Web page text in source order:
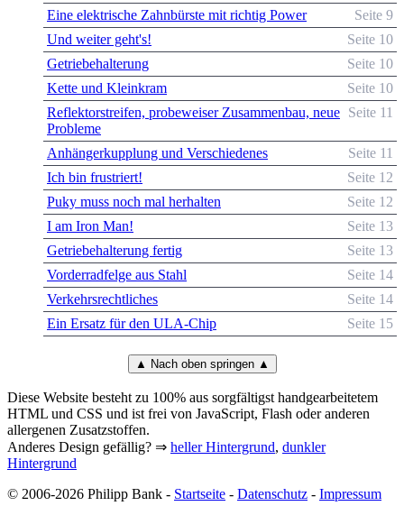
Seite 9
Eine elektrische Zahnbürste mit richtig Power
Seite 10
Und weiter geht's!
Seite 10
Getriebehalterung
Seite 10
Kette und Kleinkram
Seite 11
Reflektorstreifen, probeweiser Zusammenbau, neue
Probleme
Seite 11
Anhängerkupplung und Verschiedenes
Seite 12
Ich bin frustriert!
Seite 12
Puky muss noch mal herhalten
Seite 13
I am Iron Man!
Seite 13
Getriebehalterung fertig
Seite 14
Vorderradfelge aus Stahl
Seite 14
Verkehrsrechtliches
Seite 15
Ein Ersatz für den ULA-Chip
▲ Nach oben springen ▲
Diese Website besteht zu 100% aus sorgfältigst handgearbeitetem
HTML und CSS und ist frei von JavaScript, Flash oder anderen
allergenen Zusatzstoffen.
Anderes Design gefällig? ⇒ heller Hintergrund, dunkler
Hintergrund
© 2006-2026 Philipp Bank - Startseite - Datenschutz - Impressum